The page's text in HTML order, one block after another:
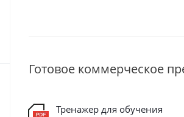
Готовое коммерческое
Тренажер для обучения